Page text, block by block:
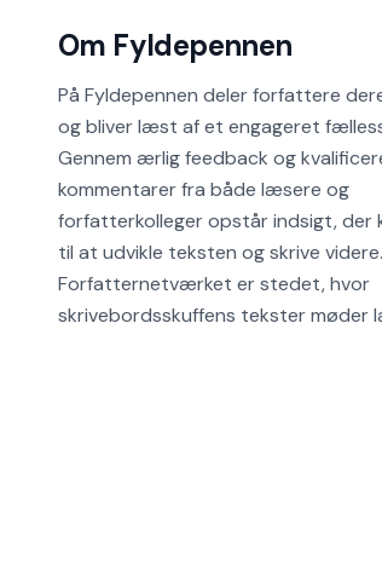
Om Fyldepennen
På Fyldepennen deler forfattere
og bliver læst af et engageret
Gennem ærlig feedback og
kommentarer fra både læsere og
forfatterkolleger opstår indsigt, der
til at udvikle teksten og skrive videre.
Forfatternetværket er stedet, hvor
skrivebordsskuffens tekster møder